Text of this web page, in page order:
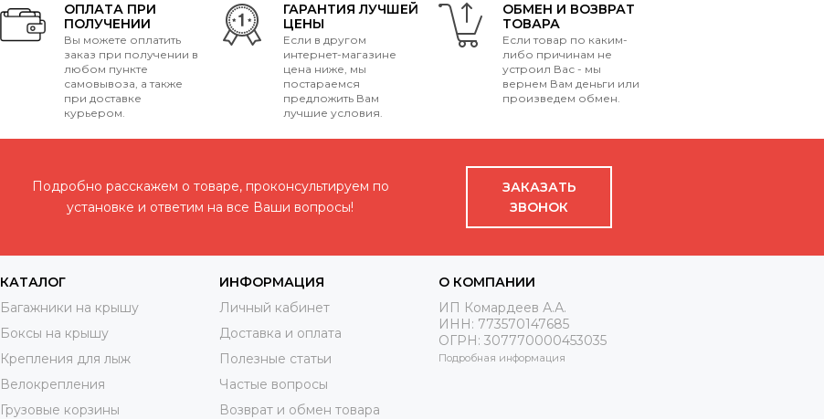
ОПЛАТА ПРИ
ПОЛУЧЕНИИ
Вы можете оплатить
заказ при получении в
любом пункте
самовывоза, а также
при доставке
курьером.
ГАРАНТИЯ ЛУЧШЕЙ
ЦЕНЫ
Если в другом
интернет-магазине
цена ниже, мы
постараемся
предложить Вам
лучшие условия.
ОБМЕН И ВОЗВРАТ
ТОВАРА
Если товар по каким-
либо причинам не
устроил Вас - мы
вернем Вам деньги или
произведем обмен.
Подробно расскажем о товаре, проконсультируем по
установке и ответим на все Ваши вопросы!
ЗАКАЗАТЬ
ЗВОНОК
КАТАЛОГ
Багажники на крышу
Боксы на крышу
Крепления для лыж
Велокрепления
Грузовые корзины
ИНФОРМАЦИЯ
Личный кабинет
Доставка и оплата
Полезные статьи
Частые вопросы
Возврат и обмен товара
О КОМПАНИИ
ИП Комардеев А.А.
ИНН: 773570147685
ОГРН: 307770000453035
Подробная информация